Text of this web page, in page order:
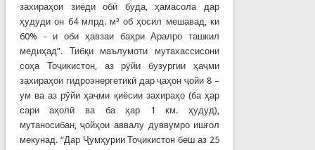
захираҳои зиёди обӣ буда, ҳамасола дар
ҳудуди он 64 млрд. м³ об ҳосил мешавад, ки
60% - и оби ҳавзаи баҳри Аралро ташкил
медиҳад”. Тибқи маълумоти мутахассисони
соҳа Тоҷикистон, аз рӯйи бузургии ҳаҷми
захираҳои гидроэнергетикӣ дар ҷаҳон ҷойи 8 –
ум ва аз рӯйи ҳаҷми қиёсии захираҳо (ба ҳар
сари аҳолӣ ва ба ҳар 1 км. ҳудуд),
мутаносибан, ҷойҳои аввалу дуввумро ишғол
мекунад. “Дар Ҷумҳурии Тоҷикистон беш аз 25